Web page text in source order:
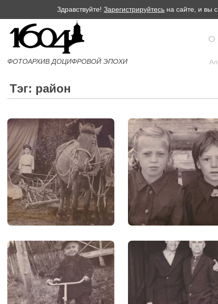
Здравствуйте!Зарегистрируйтесь на сайте, и вы
ФОТОАРХИВ ДОЦИФРОВОЙ ЭПОХИ
О
Тэг: район